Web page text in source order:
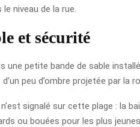
niveau de la rue.
et sécurité
une petite bande de sable
peu d’ombre projetée par la
signalé sur cette plage : la
ou bouées pour les plus